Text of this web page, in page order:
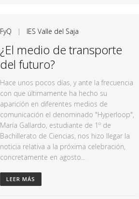
FyQ | IES Valle del Saja
¿El medio de transporte
del futuro?
Hace unos pocos días, y ante la frecuencia
con que últimamente ha hecho su
aparición en diferentes medios de
comunicación el denominado "Hyperloop",
María Gallardo, estudiante de 1º de
Bachillerato de Ciencias, nos hizo llegar la
noticia relativa a la próxima celebración,
concretamente en agosto...
LEER MÁS